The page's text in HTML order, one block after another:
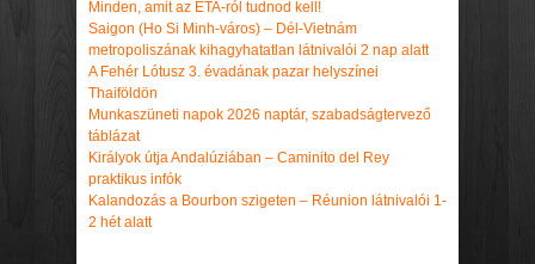
Minden, amit az ETA-ról tudnod kell!
Saigon (Ho Si Minh-város) – Dél-Vietnám
metropoliszának kihagyhatatlan látnivalói 2 nap alatt
A Fehér Lótusz 3. évadának pazar helyszínei
Thaiföldön
Munkaszüneti napok 2026 naptár, szabadságtervező
táblázat
Királyok útja Andalúziában – Caminito del Rey
praktikus infók
Kalandozás a Bourbon szigeten – Réunion látnivalói 1-
2 hét alatt